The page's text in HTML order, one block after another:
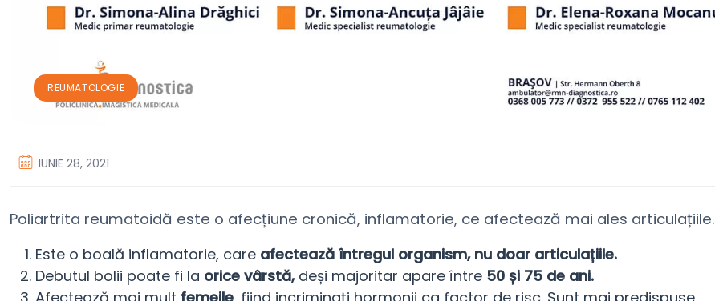
REUMATOLOGIE
IUNIE 28, 2021
Poliartrita reumatoidă este o afecțiune cronică, inflamatorie, ce afectează mai ales articulațiile.
Este o boală inflamatorie, care afectează întregul organism, nu doar articulațiile.
Debutul bolii poate fi la orice vârstă, deși majoritar apare între 50 și 75 de ani.